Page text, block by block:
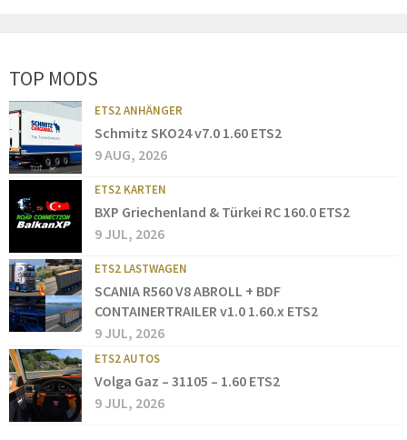
TOP MODS
ETS2 ANHÄNGER
Schmitz SKO24 v7.0 1.60 ETS2
9 AUG, 2026
ETS2 KARTEN
BXP Griechenland & Türkei RC 160.0 ETS2
9 JUL, 2026
ETS2 LASTWAGEN
SCANIA R560 V8 ABROLL + BDF
CONTAINERTRAILER v1.0 1.60.x ETS2
9 JUL, 2026
ETS2 AUTOS
Volga Gaz – 31105 – 1.60 ETS2
9 JUL, 2026